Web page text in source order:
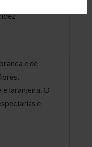
e de
e laranjeira. O
e